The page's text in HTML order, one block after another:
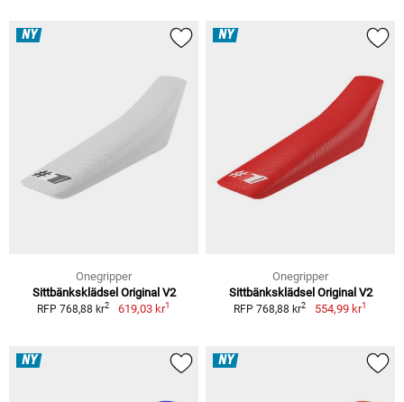
NY
Onegripper
Sittbänksklädsel Original V2
RFP 768,88 kr2 619,03 kr1
NY
Onegripper
Sittbänksklädsel Original V2
RFP 768,88 kr2 554,99 kr1
NY NY